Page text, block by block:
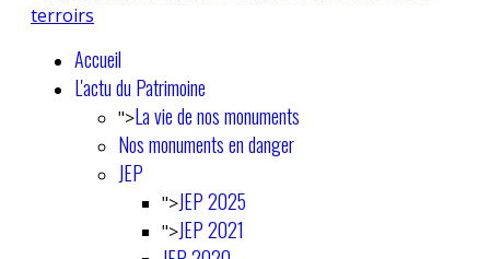
Accueil
L'actu du Patrimoine
">La vie de nos monuments
Nos monuments en danger
JEP
">JEP 2025
">JEP 2021